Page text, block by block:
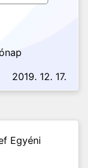
2019. 12. 17.
Egyéni